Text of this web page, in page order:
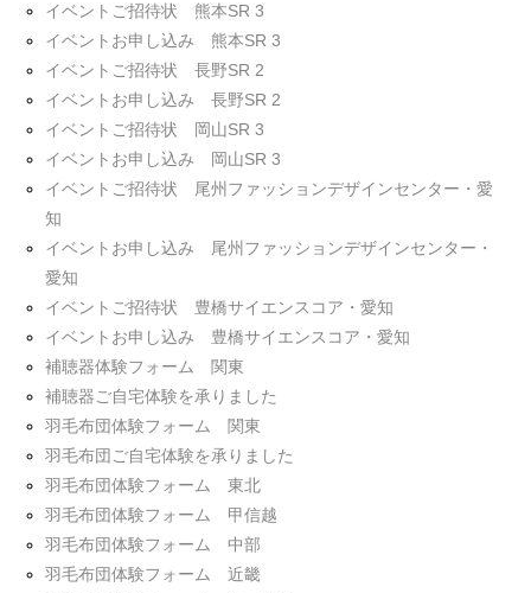
イベントご招待状 熊本SR 3
イベントお申し込み 熊本SR 3
イベントご招待状 長野SR 2
イベントお申し込み 長野SR 2
イベントご招待状 岡山SR 3
イベントお申し込み 岡山SR 3
イベントご招待状 尾州ファッションデザインセンター・愛
知
イベントお申し込み 尾州ファッションデザインセンター・
愛知
イベントご招待状 豊橋サイエンスコア・愛知
イベントお申し込み 豊橋サイエンスコア・愛知
補聴器体験フォーム 関東
補聴器ご自宅体験を承りました
羽毛布団体験フォーム 関東
羽毛布団ご自宅体験を承りました
羽毛布団体験フォーム 東北
羽毛布団体験フォーム 甲信越
羽毛布団体験フォーム 中部
羽毛布団体験フォーム 近畿